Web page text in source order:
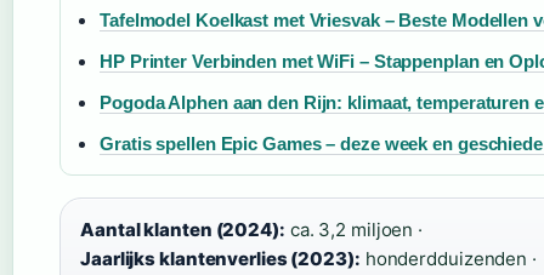
Tafelmodel Koelkast met Vriesvak – Beste Modellen
HP Printer Verbinden met WiFi – Stappenplan en
Pogoda Alphen aan den Rijn: klimaat, temperaturen
Gratis spellen Epic Games – deze week en
Aantal klanten (2024): ca. 3,2 miljoen ·
Jaarlijks klantenverlies (2023): honderdduizenden ·